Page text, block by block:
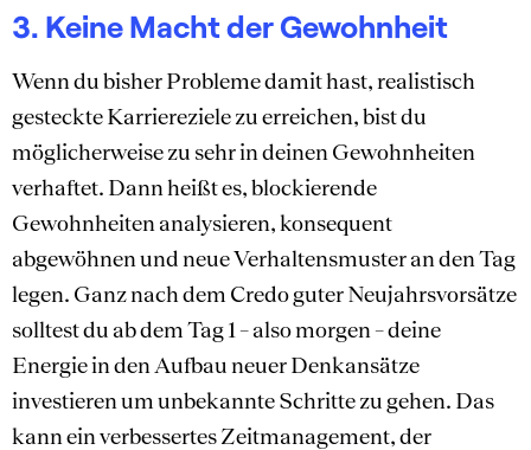
3. Keine Macht der Gewohnheit
Wenn du bisher Probleme damit hast, realistisch
gesteckte Karriereziele zu erreichen, bist du
möglicherweise zu sehr in deinen Gewohnheiten
verhaftet. Dann heißt es, blockierende
Gewohnheiten analysieren, konsequent
abgewöhnen und neue Verhaltensmuster an den Tag
legen. Ganz nach dem Credo guter Neujahrsvorsätze
solltest du ab dem Tag 1 – also morgen – deine
Energie in den Aufbau neuer Denkansätze
investieren um unbekannte Schritte zu gehen. Das
kann ein verbessertes Zeitmanagement, der